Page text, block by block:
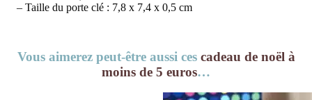
– Taille du porte clé : 7,8 x 7,4 x 0,5 cm
Vous aimerez peut-être aussi ces cadeau de noël à
moins de 5 euros…